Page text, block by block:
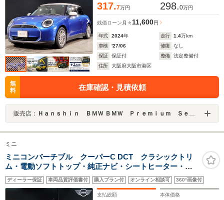
317.7万円 298.0万円
残価ローン 月々11,600円
年式 2024年 走行 1.4万km
車検
'27/06 修復
なし
保証
保証付 整備
法定整備付
住所
大阪府大阪市港区
無
料
在庫確認・見積依頼
販売店： Ｈａｎｓｈｉｎ ＢＭＷ ＢＭＷ Ｐｒｅｍｉｕｍ Ｓｅｌｅｃｔｉｏｎ 大阪ベイ
ミニ
ミニコンバーチブル クーパーC DCT クラシックトリ
ム・電動ソフトトップ・純正ナビ・シートヒーター・ハ
ンドルヒーター・アップルカープレイ・アンドロイドオ
ート・ドライビングアシスト・パーキングアシスト・ア
クティブクルーズ・アダプティブライト
ディーラー保証 車両品質評価書付 購入プラン付 オンライン相談可 360°画像付
支払総額 本体価格